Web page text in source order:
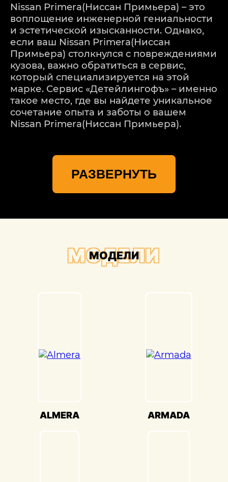
Nissan Primera(Ниссан Примьера) – это
воплощение инженерной гениальности
и эстетической изысканности. Однако,
если ваш Nissan Primera(Ниссан
Примьера) столкнулся с повреждениями
кузова, важно обратиться в сервис,
который специализируется на этой
марке. Сервис «Детейлингофъ» – именно
такое место, где вы найдете уникальное
сочетание опыта и заботы о вашем
Nissan Primera(Ниссан Примьера).
Primera(Ниссан Примьера) – уникальная,
и каждое повреждение требует
передовые технологии для точного
учитывая даже мельчайшие детали.
Primera(Ниссан Примьера) на дороге.
задача. Наши опытные специалисты по
РАЗВЕРНУТЬ
МОДЕЛИ
МОДЕЛИ
ALMERA ARMADA